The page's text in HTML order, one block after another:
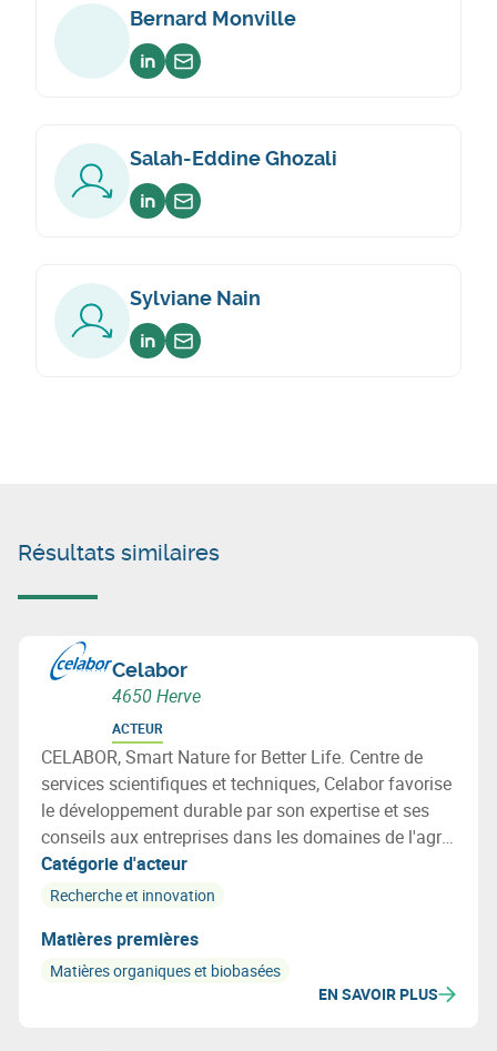
Bernard Monville
Voir sur linkedin
Envoyer un email
Salah-Eddine Ghozali
Voir sur linkedin
Envoyer un email
Sylviane Nain
Voir sur linkedin
Envoyer un email
Résultats similaires
Celabor
4650 Herve
ACTEUR
CELABOR, Smart Nature for Better Life. Centre de
services scientifiques et techniques, Celabor favorise
le développement durable par son expertise et ses
conseils aux entreprises dans les domaines de l'agro-
alimentaire (FOOD), de la valorisation de la
biomasse (EXTRACT), de l’environnement
emballage, textile et applications bio-basées).
Catégorie d'acteur
Recherche et innovation
Matières premières
Matières organiques et biobasées
EN SAVOIR PLUS